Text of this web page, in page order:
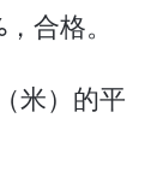
合格。
米）的平